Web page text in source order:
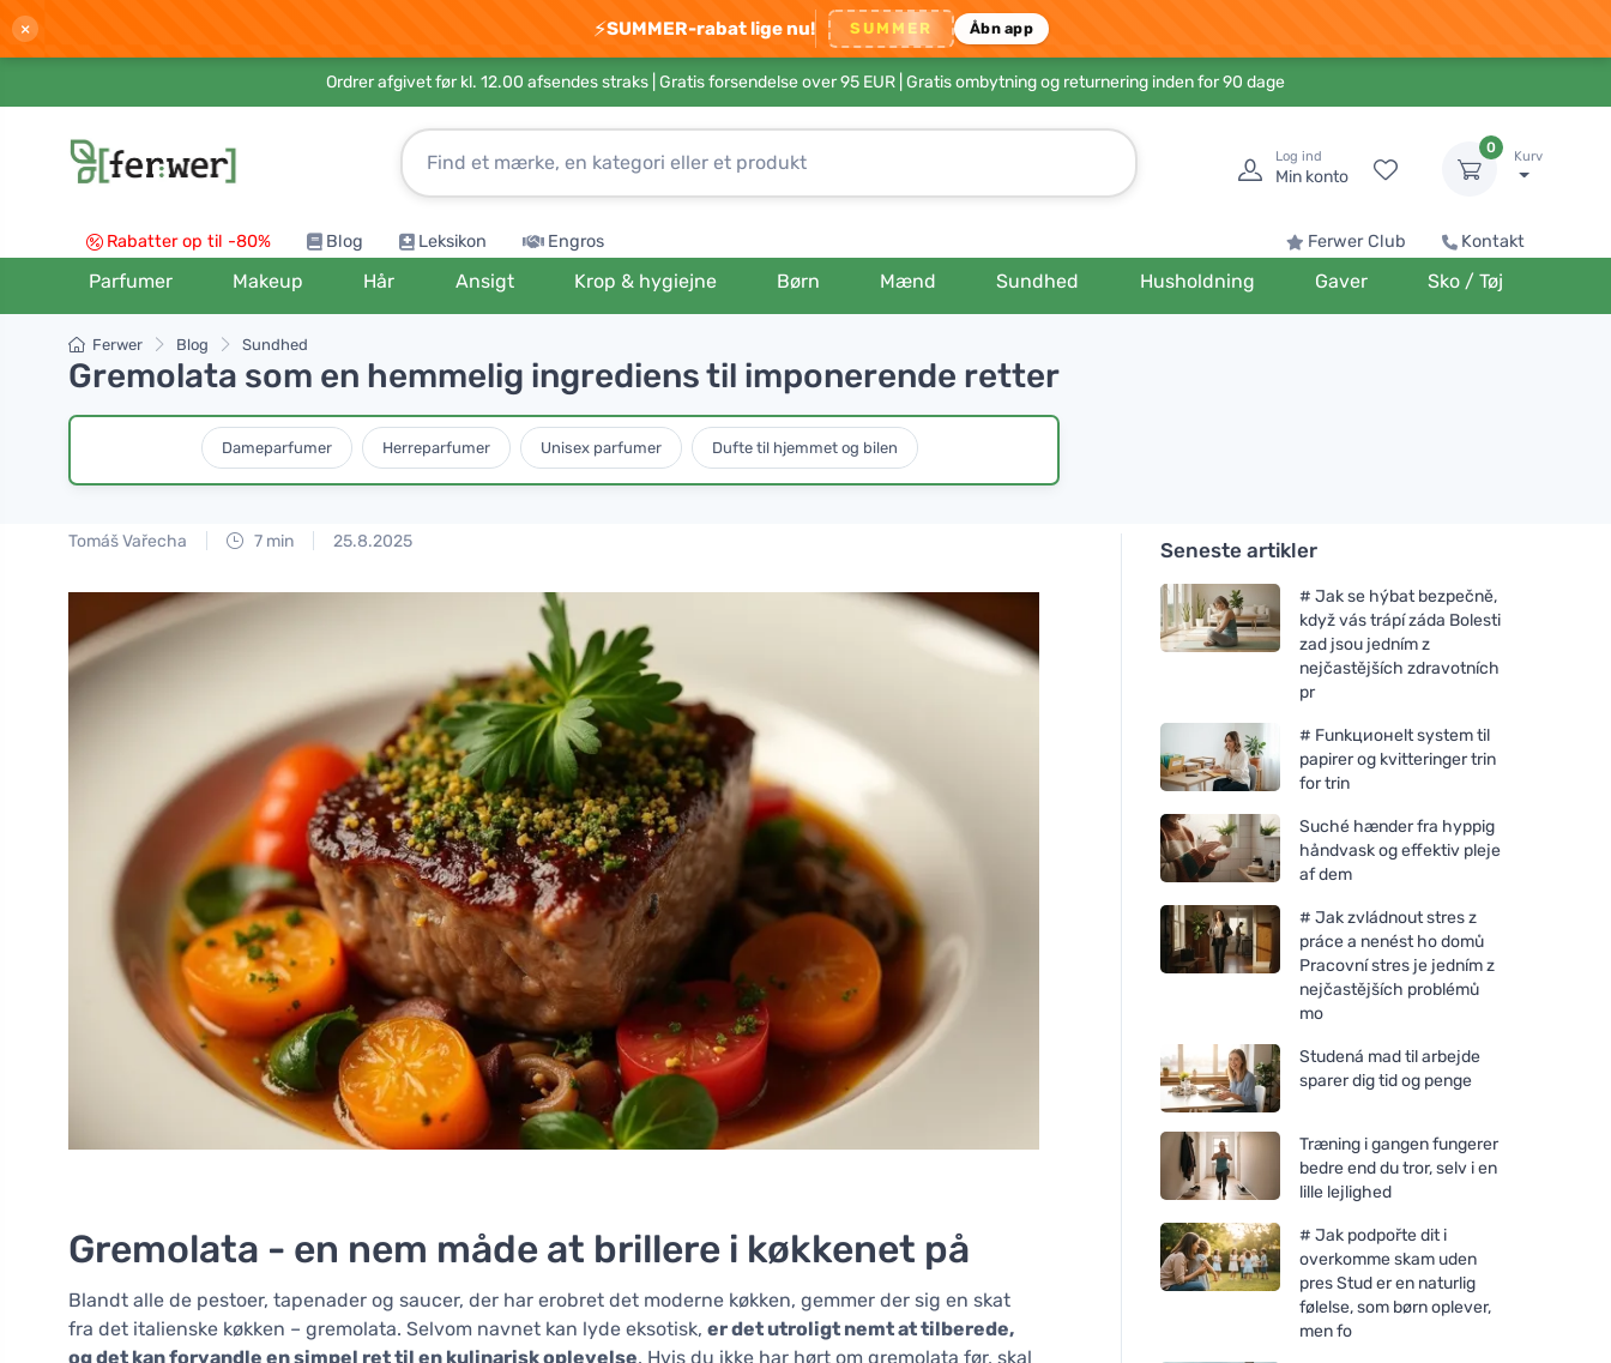
× ⚡SUMMER-rabat lige nu! SUMMER Åbn app
Ordrer afgivet før kl. 12.00 afsendes straks | Gratis forsendelse over 95 EUR | Gratis ombytning og returnering inden for 90 dage
Log ind
Min konto
0
Kurv
Rabatter op til -80% Blog Leksikon Engros Ferwer Club Kontakt
Parfumer Makeup Hår Ansigt Krop & hygiejne Børn Mænd Sundhed Husholdning Gaver Sko / Tøj
Ferwer Blog Sundhed
Gremolata som en hemmelig ingrediens til imponerende retter
Dameparfumer Herreparfumer Unisex parfumer Dufte til hjemmet og bilen
Tomáš Vařecha 7 min 25.8.2025
Gremolata - en nem måde at brillere i køkkenet på
Blandt alle de pestoer, tapenader og saucer, der har erobret det moderne køkken, gemmer der sig en skat
fra det italienske køkken – gremolata. Selvom navnet kan lyde eksotisk, er det utroligt nemt at tilberede,
og det kan forvandle en simpel ret til en kulinarisk oplevelse. Hvis du ikke har hørt om gremolata før, skal
Seneste artikler
# Jak se hýbat bezpečně,
když vás trápí záda Bolesti
zad jsou jedním z
nejčastějších zdravotních
pr
# Funkционelt system til
papirer og kvitteringer trin
for trin
Suché hænder fra hyppig
håndvask og effektiv pleje
af dem
# Jak zvládnout stres z
práce a nenést ho domů
Pracovní stres je jedním z
nejčastějších problémů
mo
Studená mad til arbejde
sparer dig tid og penge
Træning i gangen fungerer
bedre end du tror, selv i en
lille lejlighed
# Jak podpořte dit i
overkomme skam uden
pres Stud er en naturlig
følelse, som børn oplever,
men fo